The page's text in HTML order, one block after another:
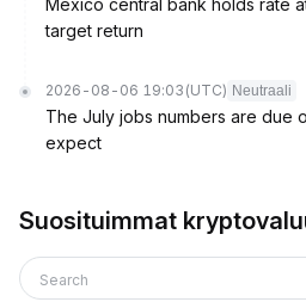
Mexico central bank holds rate
target return
2026-08-06 19:03 (UTC) Neutraali
The July jobs numbers are due
expect
Suosituimmat
Search